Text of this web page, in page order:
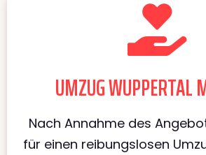
UMZUG WUPPERTAL
Nach Annahme des
für einen reibungslosen